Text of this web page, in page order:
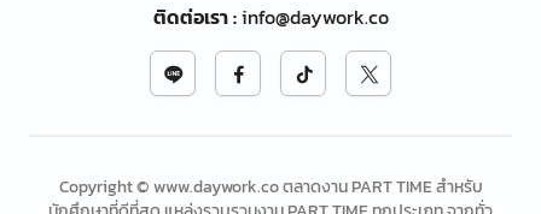
ติดต่อเรา:info@daywork.co
Copyright © www.daywork.co ตลาดงาน PART TIME สำหรับ